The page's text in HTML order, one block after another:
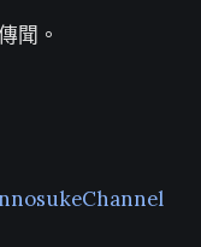
聞。